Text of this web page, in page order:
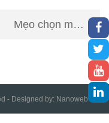
Mẹo chọn mua
gia đình
- Designed by: Nanoweb